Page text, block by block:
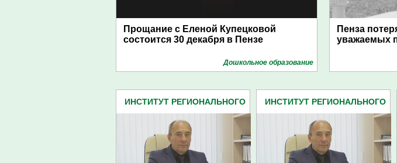
Прощание с Еленой Купецковой
состоится 30 декабря в Пензе
Дошкольное образование
Пенза
уважаемых
ИНСТИТУТ РЕГИОНАЛЬНОГО
ИНСТИТУТ РЕГИОНАЛЬНОГО